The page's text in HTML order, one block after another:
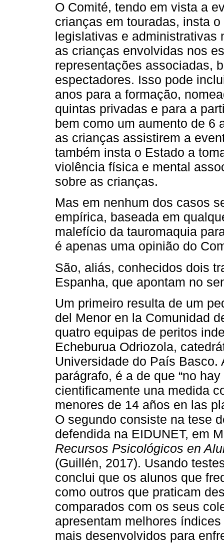
O Comité, tendo em vista a
crianças em touradas, insta
legislativas e administrativas
as crianças envolvidas nos
representações associadas,
espectadores. Isso pode
anos para a formação,
quintas privadas e para a
bem como um aumento de 6
as crianças assistirem a
também insta o Estado a
violência física e mental
sobre as crianças.
Mas em nenhum dos casos
empírica, baseada em
malefício da tauromaquia
é apenas uma opinião do
São, aliás, conhecidos dois
Espanha, que apontam no
Um primeiro resulta de um
del Menor en la Comunidad
quatro equipas de peritos
Echeburua Odriozola,
Universidade do País
parágrafo, é a de que “no
cientificamente una medida
menores de 14 años en las
O segundo consiste na tese
defendida na EIDUNET, em
Recursos Psicológicos en
(Guillén, 2017). Usando
conclui que os alunos que
como outros que praticam
comparados com os seus
apresentam melhores
mais desenvolvidos para